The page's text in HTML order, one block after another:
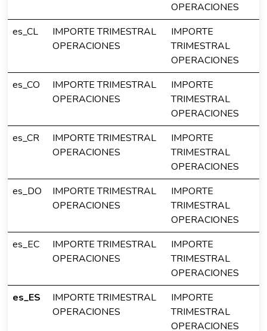
OPERACIONES
es_CL
IMPORTE TRIMESTRAL
OPERACIONES
IMPORTE
TRIMESTRAL
OPERACIONES
es_CO
IMPORTE TRIMESTRAL
OPERACIONES
IMPORTE
TRIMESTRAL
OPERACIONES
es_CR
IMPORTE TRIMESTRAL
OPERACIONES
IMPORTE
TRIMESTRAL
OPERACIONES
es_DO
IMPORTE TRIMESTRAL
OPERACIONES
IMPORTE
TRIMESTRAL
OPERACIONES
es_EC
IMPORTE TRIMESTRAL
OPERACIONES
IMPORTE
TRIMESTRAL
OPERACIONES
es_ES
IMPORTE TRIMESTRAL
OPERACIONES
IMPORTE
TRIMESTRAL
OPERACIONES